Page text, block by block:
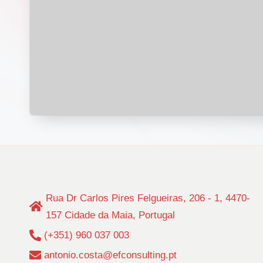
p
Rua Dr Carlos Pires Felgueiras, 206 - 1, 4470-
157 Cidade da Maia, Portugal
(+351) 960 037 003
antonio.costa@efconsulting.pt